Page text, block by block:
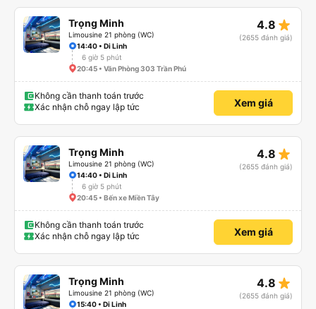
Trọng Minh
Limousine 21 phòng (WC)
4.8 star_rate
(2655 đánh giá)
14:40 • Di Linh
6 giờ 5 phút
20:45 • Văn Phòng 303 Trần Phú
Không cần thanh toán trước
Xác nhận chỗ ngay lập tức
Xem giá
Trọng Minh
Limousine 21 phòng (WC)
4.8 star_rate
(2655 đánh giá)
14:40 • Di Linh
6 giờ 5 phút
20:45 • Bến xe Miền Tây
Không cần thanh toán trước
Xác nhận chỗ ngay lập tức
Xem giá
Trọng Minh
Limousine 21 phòng (WC)
4.8 star_rate
(2655 đánh giá)
15:40 • Di Linh